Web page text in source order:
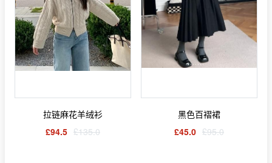
拉链麻花羊绒衫
£94.5 £135.0
黑色百褶裙
£45.0 £95.0